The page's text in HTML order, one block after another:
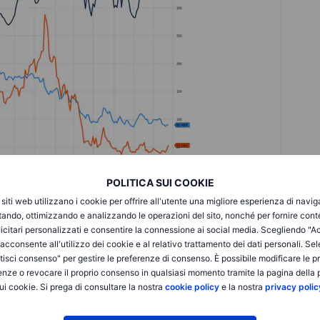
POLITICA SUI COOKIE
siti web utilizzano i cookie per offrire all'utente una migliore esperienza di
ottimizzando e analizzando le operazioni del sito, nonché per fornire
personalizzati e consentire la connessione ai social media. Scegliendo
all'utilizzo dei cookie e al relativo trattamento dei dati personali.
consenso" per gestire le preferenze di consenso. È possibile modificare le
o revocare il proprio consenso in qualsiasi momento tramite la pagina della
cookie. Si prega di consultare la nostra cookie policye la nostra privacy
i costi di Vision PRO?
recensori dei prodotti e degli operatori del settore, il
è che Apple abbia superato tutti gli altri device simili,
Sembra di indossare un Apple Watch sulla testa e molte
davvero notevole. Alcuni si sono lamentati